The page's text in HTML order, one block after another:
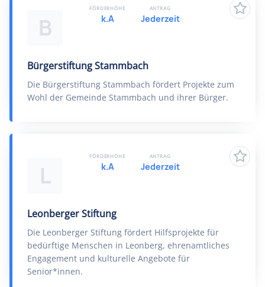
B
Bürgerstiftung Stammbach
Die Bürgerstiftung Stammbach fördert Projekte zum
Wohl der Gemeinde Stammbach und ihrer Bürger.
FÖRDERHÖHE
k.A
ANTRAG
Jederzeit
L
Leonberger Stiftung
Die Leonberger Stiftung fördert Hilfsprojekte für
bedürftige Menschen in Leonberg, ehrenamtliches
Engagement und kulturelle Angebote für
Senior*innen.
FÖRDERHÖHE
k.A
ANTRAG
Jederzeit